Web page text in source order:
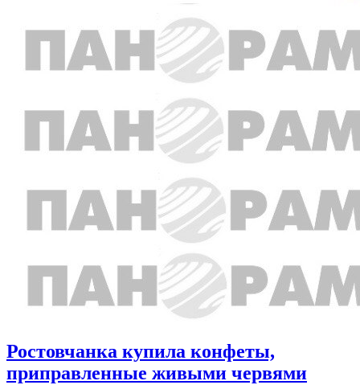
Ростовчанка купила конфеты,
приправленные живыми червями